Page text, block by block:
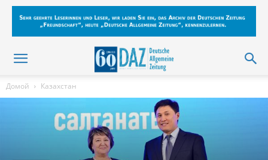
Домой Казахстан